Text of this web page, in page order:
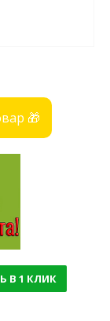
🎁
В 1 КЛИК